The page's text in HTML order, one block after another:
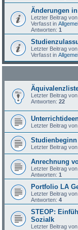
Änderungen
Letzter Beitrag
Verfasst in
Antworten:1
Letzter Beitrag
Verfasst in
Letzter Beitrag
Antworten:22
Letzter Beitrag
Studienbeginn
Letzter Beitrag
Anrechnung
Letzter Beitrag
Antworten:1
Portfolio LA
Letzter Beitrag
Antworten:4
STEOP:
Sozialk
Letzter Beitrag von